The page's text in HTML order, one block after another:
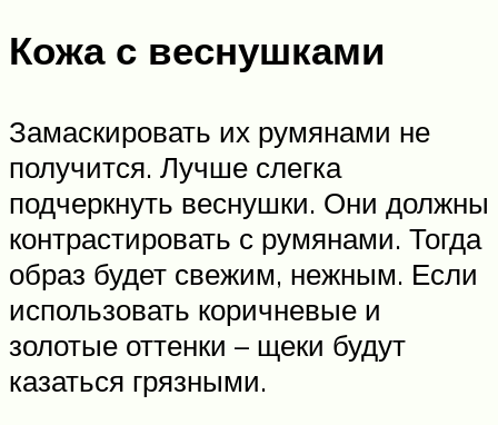
Кожа с веснушками
Замаскировать их румянами не
получится. Лучше слегка
подчеркнуть веснушки. Они должны
контрастировать с румянами. Тогда
образ будет свежим, нежным. Если
использовать коричневые и
золотые оттенки – щеки будут
казаться грязными.